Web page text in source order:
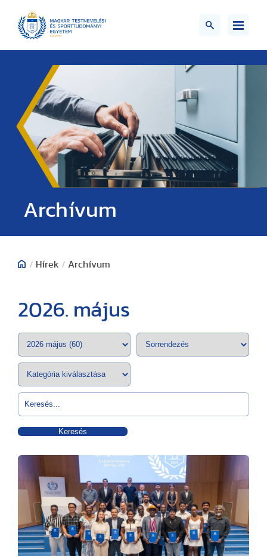
Archívum
/ Hírek / Archívum
2026. május
Keresés